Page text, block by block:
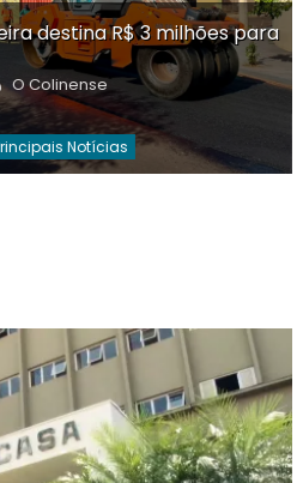
destina R$ 3 milhões para
Author
O Colinense
Notícias